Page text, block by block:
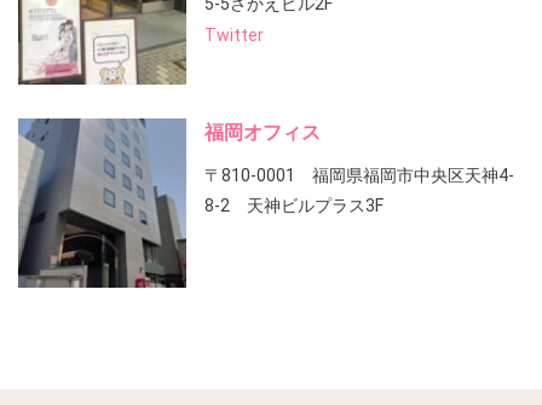
Twitter
福岡オフィス
〒810-0001 福岡県福岡市中央区天神4-
8-2 天神ビルプラス3F